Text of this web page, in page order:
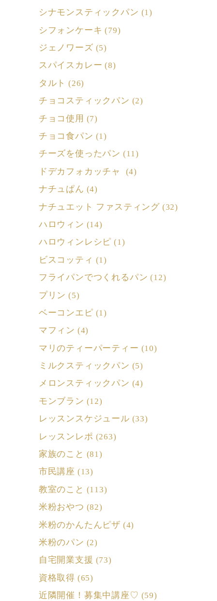
シナモンスティックパン (1)
シフォンケーキ (79)
ジェノワーズ (5)
スパイスカレー (8)
タルト (26)
チョコスティックパン (2)
チョコ使用 (7)
チョコ食パン (1)
チーズを使ったパン (11)
ドデカフォカッチャ (4)
ナチュぱん (4)
ナチュエット ファスティング (32)
ハロウィン (14)
ハロウィンレシピ (1)
ビスコッティ (1)
フライパンでつくれるパン (12)
プリン (5)
ベーコンエピ (1)
マフィン (4)
マリのティーパーティー (10)
ミルクスティックパン (5)
メロンスティックパン (4)
モンブラン (12)
レッスンスケジュール (33)
レッスンレポ (263)
家族のこと (81)
市民講座 (13)
教室のこと (113)
米粉おやつ (82)
米粉のかんたんピザ (4)
米粉のパン (2)
自宅開業支援 (73)
資格取得 (65)
近隣開催！募集中講座♡ (59)